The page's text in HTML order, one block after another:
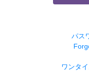
パス
ワンタ